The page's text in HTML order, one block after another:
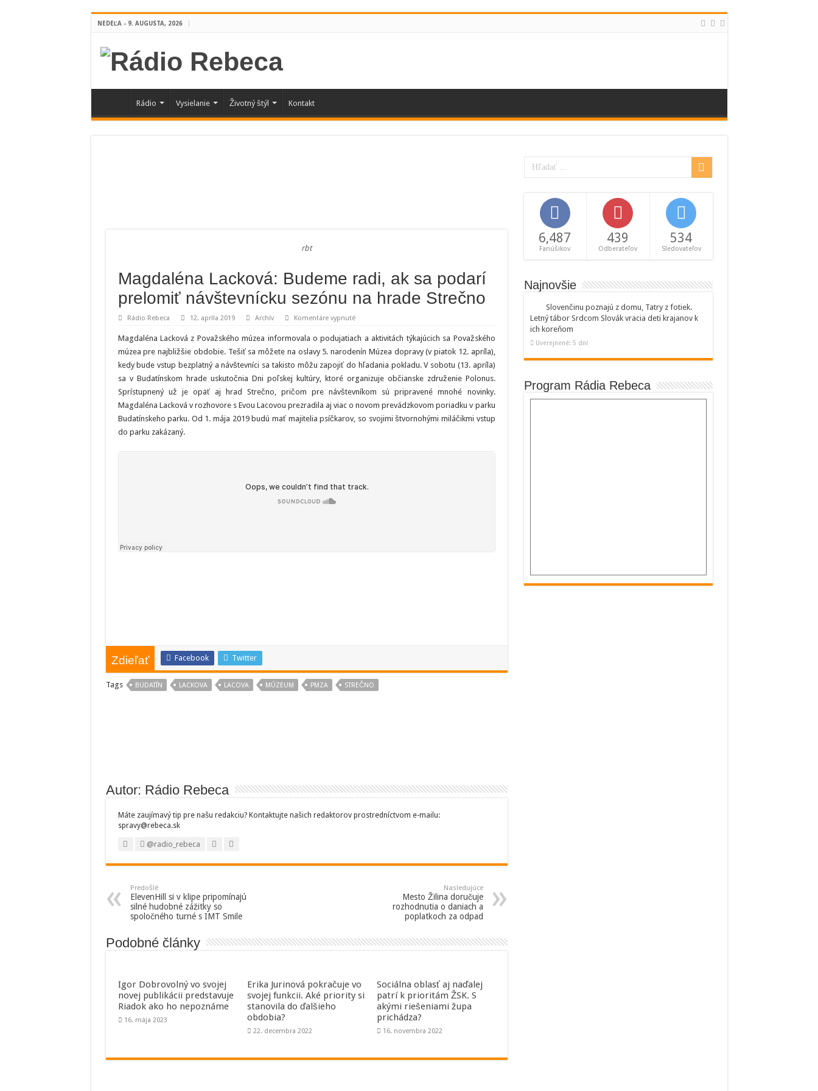
NEDEĽA - 9. AUGUSTA, 2026
Rádio Vysielanie Životný štýl Kontakt
rbt
Magdaléna Lacková: Budeme radi, ak sa podarí
prelomiť návštevnícku sezónu na hrade Strečno
Rádio Rebeca 12. apríla 2019 Archív Komentáre vypnuténa
Lacková:
Budeme
radi,
sa
prelomiť
návštevnícku
sezónu
na
Strečno
Magdaléna Lacková z Považského múzea informovala o podujatiach a aktivitách týkajúcich sa Považského
múzea pre najbližšie obdobie. Tešiť sa môžete na oslavy 5. narodenín Múzea dopravy (v piatok 12. apríla),
kedy bude vstup bezplatný a návštevníci sa takisto môžu zapojiť do hľadania pokladu. V sobotu (13. apríla)
sa v Budatínskom hrade uskutočnia Dni poľskej kultúry, ktoré organizuje občianske združenie Polonus.
Sprístupnený už je opäť aj hrad Strečno, pričom pre návštevníkom sú pripravené mnohé novinky.
Magdaléna Lacková v rozhovore s Evou Lacovou prezradila aj viac o novom prevádzkovom poriadku v parku
Budatínskeho parku. Od 1. mája 2019 budú mať majitelia psíčkarov, so svojimi štvornohými miláčikmi vstup
do parku zakázaný.
Zdieľať Facebook Twitter
Tags BUDATÍN LACKOVA LACOVA MÚZEUM PMZA STREČNO
Autor: Rádio Rebeca
Máte zaujímavý tip pre našu redakciu? Kontaktujte našich redaktorov prostredníctvom e-mailu:
spravy@rebeca.sk
@radio_rebeca
Predošlé
ElevenHill si v klipe pripomínajú
silné hudobné zážitky so
spoločného turné s IMT Smile
Nasledujúce
Mesto Žilina doručuje
rozhodnutia o daniach a
poplatkoch za odpad
Podobné články
Igor Dobrovolný vo svojej
novej publikácii predstavuje
Riadok ako ho nepoznáme
16. mája 2023
Erika Jurinová pokračuje vo
svojej funkcii. Aké priority si
stanovila do ďalšieho
obdobia?
22. decembra 2022
Sociálna oblasť aj naďalej
patrí k prioritám ŽSK. S
akými riešeniami župa
prichádza?
16. novembra 2022
6,487
Fanúšikov
439
Odberateľov
534
Sledovateľov
Najnovšie
Slovenčinu poznajú z domu, Tatry z fotiek.
Letný tábor Srdcom Slovák vracia deti krajanov k
ich koreňom
Uverejnené: 5 dní
Program Rádia Rebeca